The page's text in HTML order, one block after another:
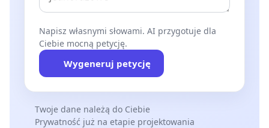
Napisz własnymi słowami. AI przygotuje dla
Ciebie mocną petycję.
Wygeneruj petycję
Twoje dane należą do Ciebie
Prywatność już na etapie projektowania